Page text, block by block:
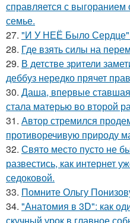
справляется с выгоранием
семье.
27. "И У НЕЁ Было
28. Где взять силы на
29. В детстве зрители
деббуз нередко прячет
30. Даша, впервые
стала матерью во второй
31. Автор стремился
противоречивую природу
32. Свято место пусто не
развестись, как интернет
седоковой.
33. Помните Ольгу
34. "Анатомия в 3D": как